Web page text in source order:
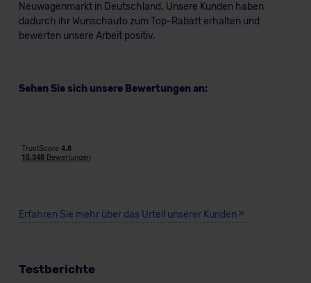
Neuwagenmarkt in Deutschland. Unsere Kunden haben
dadurch ihr Wunschauto zum Top-Rabatt erhalten und
bewerten unsere Arbeit positiv.
Sehen Sie sich unsere Bewertungen an:
Erfahren Sie mehr über das Urteil unserer Kunden
Testberichte